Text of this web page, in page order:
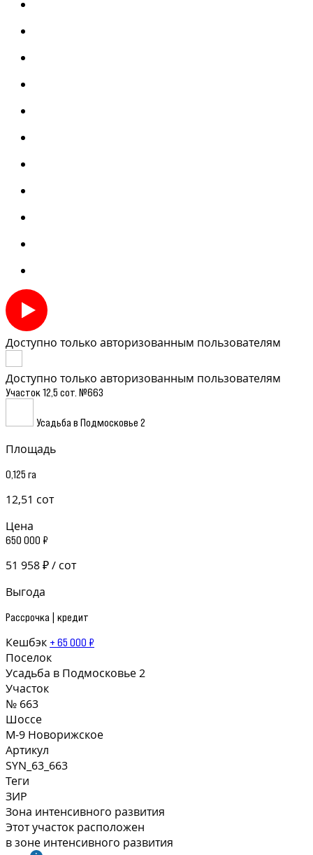
Доступно только авторизованным пользователям
Доступно только авторизованным пользователям
Участок 12,5 сот. №663
Усадьба в Подмосковье 2
Площадь
0,125 га
12,51 сот
Цена
650 000 ₽
51 958 ₽ / сот
Выгода
Рассрочка | кредит
Кешбэк + 65 000 ₽
Поселок
Усадьба в Подмосковье 2
Участок
№ 663
Шоссе
М-9 Новорижское
Артикул
SYN_63_663
Теги
ЗИР
Зона интенсивного развития
Этот участок расположен
в зоне интенсивного развития